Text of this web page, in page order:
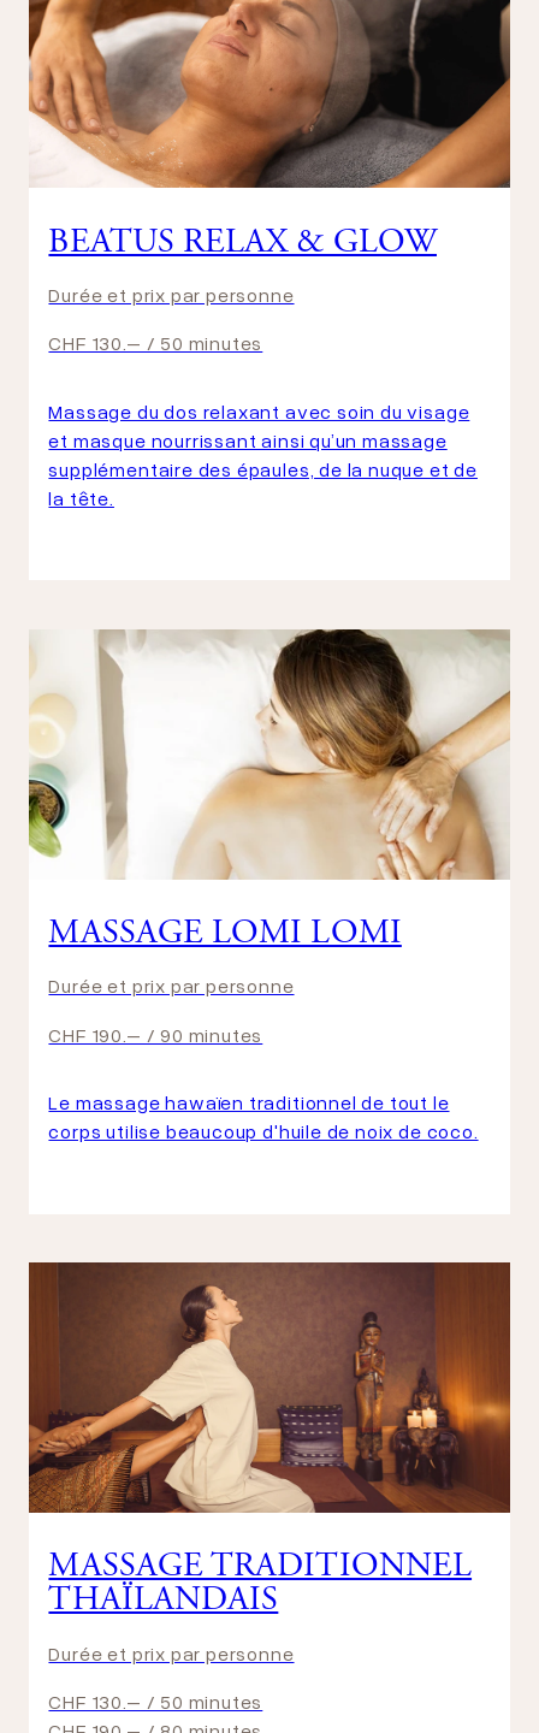
BEATUS RELAX & GLOW
Durée et prix par personne
CHF 130.– / 50 minutes
Massage du dos relaxant avec soin du visage
et masque nourrissant ainsi qu’un massage
supplémentaire des épaules, de la nuque et de
la tête.
MASSAGE LOMI LOMI
Durée et prix par personne
CHF 190.– / 90 minutes
Le massage hawaïen traditionnel de tout le
corps utilise beaucoup d'huile de noix de coco.
MASSAGE TRADITIONNEL
THAÏLANDAIS
Durée et prix par personne
CHF 130.– / 50 minutes